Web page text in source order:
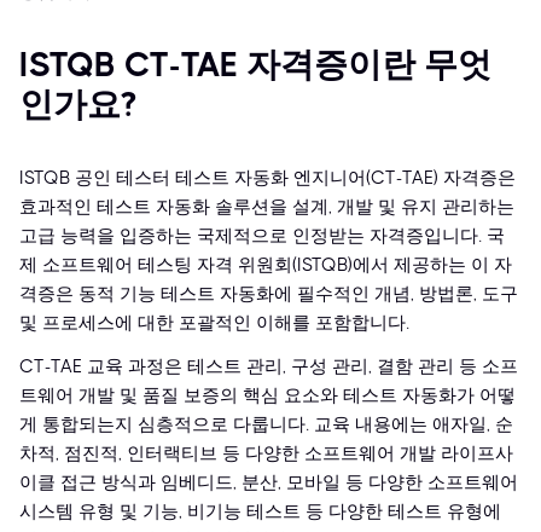
ISTQB CT-TAE 자격증이란 무엇
인가요?
ISTQB 공인 테스터 테스트 자동화 엔지니어(CT-TAE) 자격증은
효과적인 테스트 자동화 솔루션을 설계, 개발 및 유지 관리하는
고급 능력을 입증하는 국제적으로 인정받는 자격증입니다. 국
제 소프트웨어 테스팅 자격 위원회(ISTQB)에서 제공하는 이 자
격증은 동적 기능 테스트 자동화에 필수적인 개념, 방법론, 도구
및 프로세스에 대한 포괄적인 이해를 포함합니다.
CT-TAE 교육 과정은 테스트 관리, 구성 관리, 결함 관리 등 소프
트웨어 개발 및 품질 보증의 핵심 요소와 테스트 자동화가 어떻
게 통합되는지 심층적으로 다룹니다. 교육 내용에는 애자일, 순
차적, 점진적, 인터랙티브 등 다양한 소프트웨어 개발 라이프사
이클 접근 방식과 임베디드, 분산, 모바일 등 다양한 소프트웨어
시스템 유형 및 기능, 비기능 테스트 등 다양한 테스트 유형에